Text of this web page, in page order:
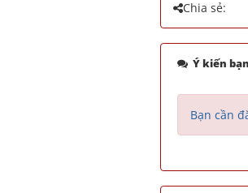
Chia sẻ:
Ý kiến
Bạn cần